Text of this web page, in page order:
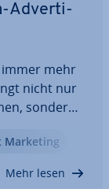
Ad­ver­ti­
immer mehr
nicht nur
sondern
Be­wer­ber­
Marketing
Mehr lesen